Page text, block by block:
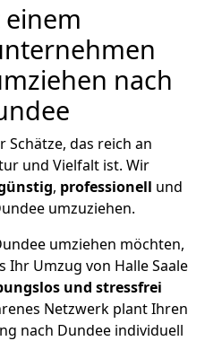
nach
Schätze, das reich an
und Vielfalt ist. Wir
, professionell und
umzuziehen.
umziehen möchten,
Ihr Umzug von Halle Saale
und stressfrei
Netzwerk plant Ihren
nach Dundee individuell